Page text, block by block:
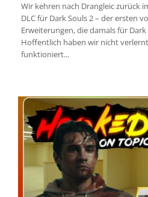
Wir kehren nach Drangleic zurück
DLC für Dark Souls 2 – der ersten
Erweiterungen, die damals für
Hoffentlich haben wir nicht
funktioniert...